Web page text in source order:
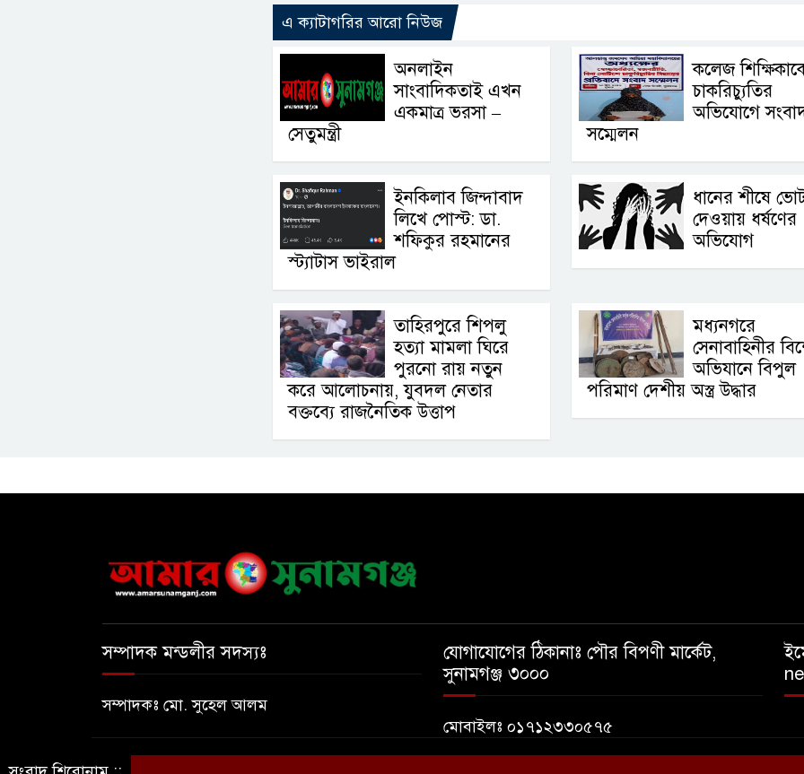
এ ক্যাটাগরির আরো নিউজ
অনলাইন
সাংবাদিকতাই এখন
একমাত্র ভরসা –
সেতুমন্ত্রী
কলেজ
চাকরিচ্যুতির
অভিযোগে
সম্মেলন
ইনকিলাব জিন্দাবাদ
লিখে পোস্ট: ডা.
শফিকুর রহমানের
স্ট্যাটাস ভাইরাল
ধানের শীষে
দেওয়ায় ধর্ষণের
অভিযোগ
তাহিরপুরে শিপলু
হত্যা মামলা ঘিরে
পুরনো রায় নতুন
করে আলোচনায়, যুবদল নেতার
বক্তব্যে রাজনৈতিক উত্তাপ
মধ্যনগরে
সেনাবাহিনীর
অভিযানে বিপুল
পরিমাণ দেশীয় অস্ত্র উদ্ধার
সম্পাদক মন্ডলীর সদস্যঃ
সম্পাদকঃ মো. সুহেল আলম
যোগাযোগের ঠিকানাঃ পৌর বিপণী মার্কেট,
সুনামগঞ্জ ৩০০০
মোবাইলঃ ০১৭১২৩৩০৫৭৫